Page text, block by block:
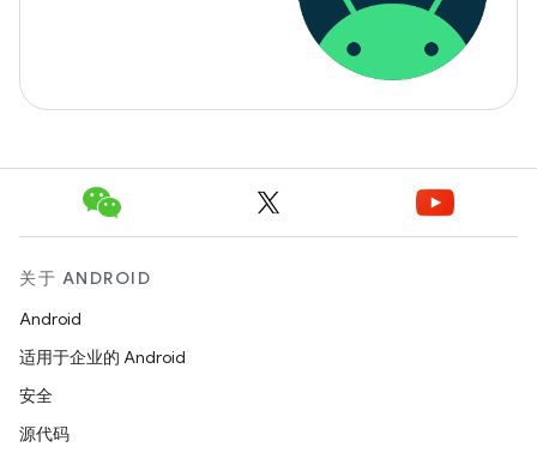
关于 ANDROID
Android
适用于企业的 Android
安全
源代码